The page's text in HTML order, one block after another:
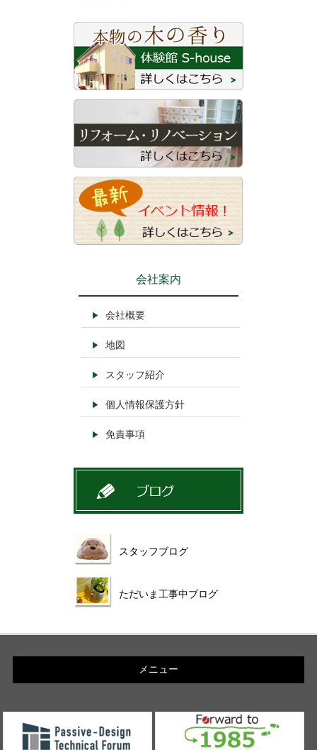
会社案内
会社概要
地図
スタッフ紹介
個人情報保護方針
免責事項
スタッフブログ
ただいま工事中ブログ
メニュー